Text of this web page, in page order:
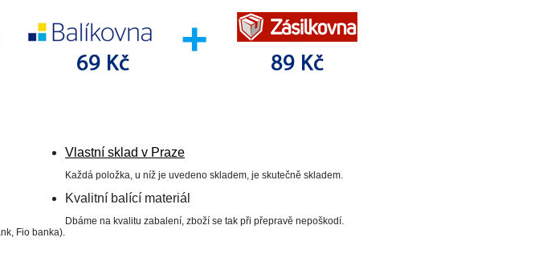
Fio banka).
Vlastní sklad v Praze
Každá položka, u níž je uvedeno skladem, je skutečně skladem.
Kvalitní balící materiál
Dbáme na kvalitu zabalení, zboží se tak při přepravě nepoškodí.